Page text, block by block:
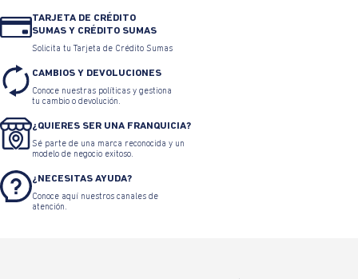
TARJETA DE CRÉDITO
SUMAS Y CRÉDITO SUMAS
Solicita tu Tarjeta de Crédito Sumas
CAMBIOS Y DEVOLUCIONES
Conoce nuestras políticas y gestiona
tu cambio o devolución.
¿QUIERES SER UNA FRANQUICIA?
Sé parte de una marca reconocida y un
modelo de negocio exitoso.
¿NECESITAS AYUDA?
Conoce aquí nuestros canales de
atención.